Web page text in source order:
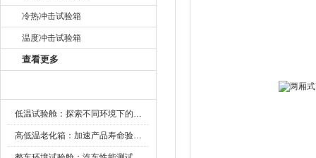
冷热冲击试验箱
温度冲击试验箱
查看更多
低温试验舱：探索不同环境下的科技边界
高低温老化箱：加速产品寿命验证的可靠伙伴